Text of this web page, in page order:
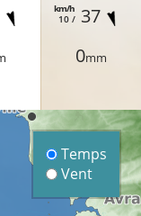
10 /
km/h 37
0mm
Temps
Vent